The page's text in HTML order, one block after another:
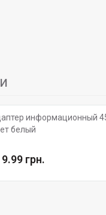
информационный
белый
грн.